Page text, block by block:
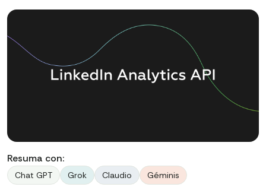
Resuma con:
Chat GPT Grok Claudio Géminis